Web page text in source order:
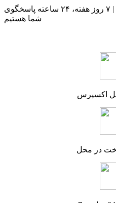
تلفن پشتیبانی | 09120511400 | ۷ روز هفته، ۲۴ ساعته پاسخگوی
شما هستیم
اکسپرس
در محل